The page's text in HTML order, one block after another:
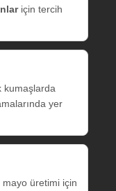
için tercih
kumaşlarda
yer
üretimi için